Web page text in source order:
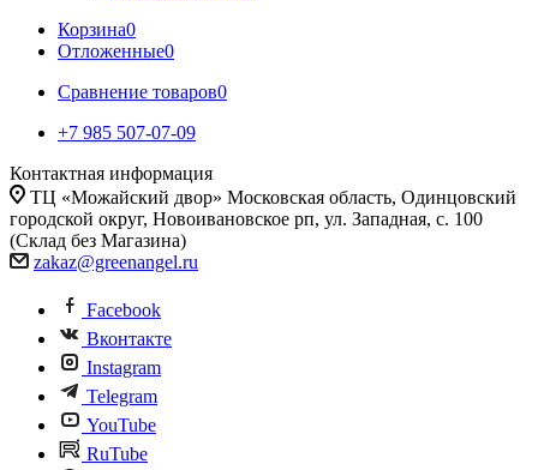
Корзина0
Отложенные0
Сравнение товаров0
+7 985 507-07-09
Контактная информация
ТЦ «Можайский двор» Московская область, Одинцовский
городской округ, Новоивановское рп, ул. Западная, с. 100
(Склад без Магазина)
zakaz@greenangel.ru
Facebook
Вконтакте
Instagram
Telegram
YouTube
RuTube